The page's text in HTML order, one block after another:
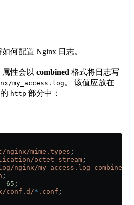
何配置 Nginx 日志。
属性会以 combined 格式将日志写
my_access.log 。 该值应放在
http 部分中：
nginx/mime.types
;
octet-stream
;
nginx/my_access.log
combined
;
65
;
conf.d/* .conf ;